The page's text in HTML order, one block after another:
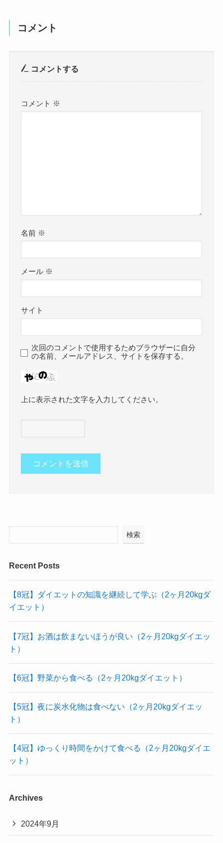
コメント
コメントする
コメント ※
名前 ※
メール ※
サイト
次回のコメントで使用するためブラウザーに自分
の名前、メールアドレス、サイトを保存する。
上に表示された文字を入力してください。
検索
Recent Posts
【8冠】ダイエットの知識を継続して学ぶ（2ヶ月20kgダ
イエット）
【7冠】お酒は飲まないほうが良い（2ヶ月20kgダイエッ
ト）
【6冠】野菜から食べる（2ヶ月20kgダイエット）
【5冠】夜に炭水化物は食べない（2ヶ月20kgダイエッ
ト）
【4冠】ゆっくり時間をかけて食べる（2ヶ月20kgダイエ
ット）
Archives
2024年9月